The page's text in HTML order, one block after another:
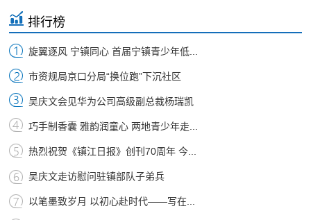
排行榜
旋翼逐风 宁镇同心 首届宁镇青少年低...
市资规局京口分局“换位跑”下沉社区
吴庆文会见华为公司高级副总裁杨瑞凯
巧手制香囊 雅韵润童心 两地青少年走...
热烈祝贺《镇江日报》创刊70周年 今...
吴庆文走访慰问驻镇部队子弟兵
以笔墨致岁月 以初心赴时代——写在...